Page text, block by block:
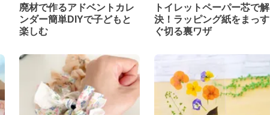
廃材で作るアドベントカレ
ンダー簡単DIYで子どもと
楽しむ
トイレットペーパー芯で解
決！ラッピング紙をまっす
ぐ切る裏ワザ